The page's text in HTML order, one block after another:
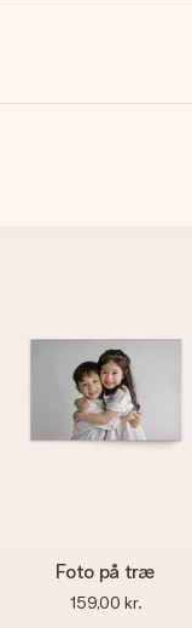
Foto på træ
159,00 kr.